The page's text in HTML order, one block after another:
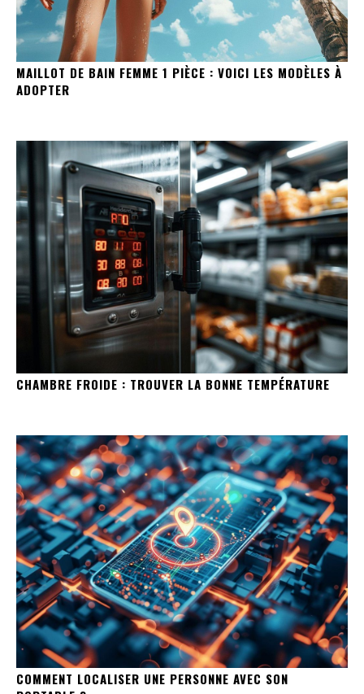
MAILLOT DE BAIN FEMME 1 PIÈCE : VOICI LES MODÈLES À
ADOPTER
CHAMBRE FROIDE : TROUVER LA BONNE TEMPÉRATURE
COMMENT LOCALISER UNE PERSONNE AVEC SON